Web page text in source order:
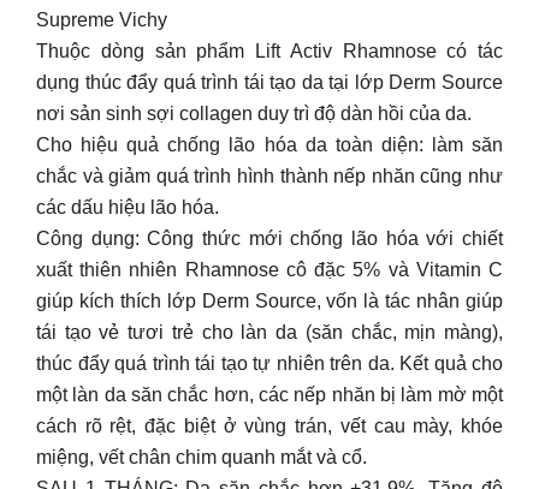
Supreme Vichy
Thuộc dòng sản phẩm Lift Activ Rhamnose có tác
dụng thúc đẩy quá trình tái tạo da tại lớp Derm Source
nơi sản sinh sợi collagen duy trì độ dàn hồi của da.
Cho hiệu quả chống lão hóa da toàn diện: làm săn
chắc và giảm quá trình hình thành nếp nhăn cũng như
các dấu hiệu lão hóa.
Công dụng: Công thức mới chống lão hóa với chiết
xuất thiên nhiên Rhamnose cô đặc 5% và Vitamin C
giúp kích thích lớp Derm Source, vốn là tác nhân giúp
tái tạo vẻ tươi trẻ cho làn da (săn chắc, mịn màng),
thúc đẩy quá trình tái tạo tự nhiên trên da. Kết quả cho
một làn da săn chắc hơn, các nếp nhăn bị làm mờ một
cách rõ rệt, đặc biệt ở vùng trán, vết cau mày, khóe
miệng, vết chân chim quanh mắt và cổ.